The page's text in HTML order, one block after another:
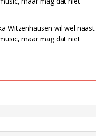
Witzenhausen wil wel naast
maar mag dat niet